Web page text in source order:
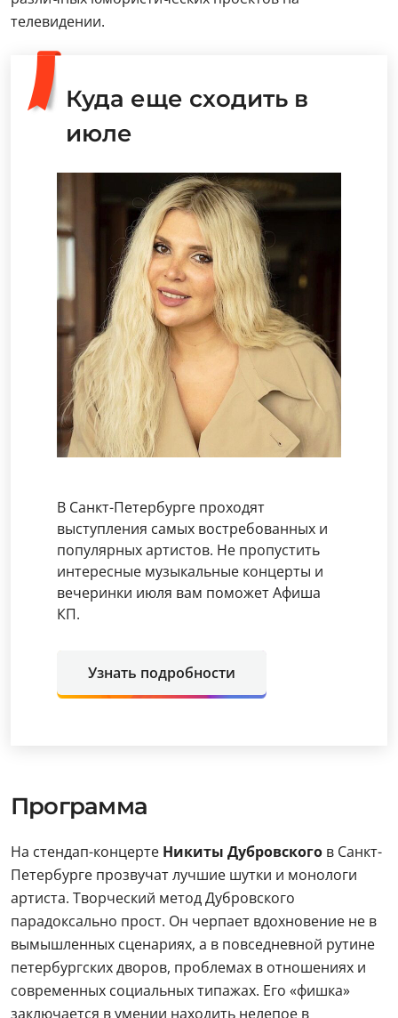
телевидении.
Куда еще сходить в
июле
В Санкт-Петербурге проходят
выступления самых востребованных и
популярных артистов. Не пропустить
интересные музыкальные концерты и
вечеринки июля вам поможет Афиша
КП.
Узнать подробности
Программа
На стендап-концерте Никиты Дубровского в Санкт-
Петербурге прозвучат лучшие шутки и монологи
артиста. Творческий метод Дубровского
парадоксально прост. Он черпает вдохновение не в
вымышленных сценариях, а в повседневной рутине
петербургских дворов, проблемах в отношениях и
современных социальных типажах. Его «фишка»
заключается в умении находить нелепое в